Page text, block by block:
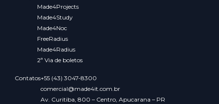
Made4Projects
Made4Study
Made4Noc
FreeRadius
Made4Radius
2ª Via de boletos
Contatos+55 (43) 3047-8300
comercial@made4it.com.br
Av. Curitiba, 800 – Centro, Apucarana – PR